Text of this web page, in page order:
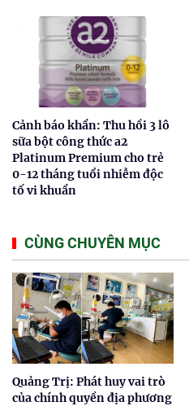
​Cảnh báo khẩn: Thu hồi 3 lô
sữa bột công thức a2
Platinum Premium cho trẻ
0-12 tháng tuổi nhiễm độc
tố vi khuẩn
CÙNG CHUYÊN MỤC
Quảng Trị: Phát huy vai trò
của chính quyền địa phương